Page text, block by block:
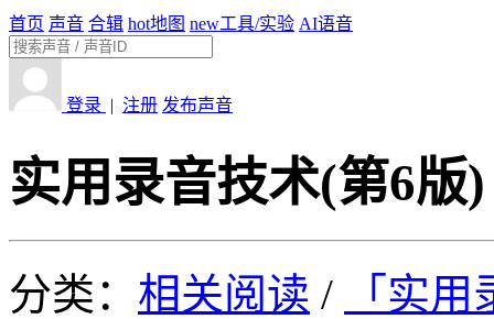
首页 声音 合辑 hot地图 new工具/实验 AI语音
登录 | 注册 发布声音
实用录音技术(第6版)
分类： 相关阅读 / 「实